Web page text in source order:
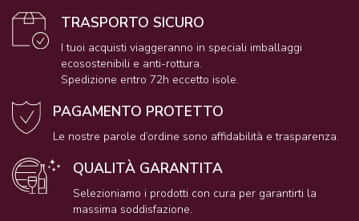
TRASPORTO SICURO
I tuoi acquisti viaggeranno in speciali imballaggi
ecosostenibili e anti-rottura.
Spedizione entro 72h eccetto isole.
PAGAMENTO PROTETTO
Le nostre parole d’ordine sono affidabilità e trasparenza.
QUALITÀ GARANTITA
Selezioniamo i prodotti con cura per garantirti la
massima soddisfazione.